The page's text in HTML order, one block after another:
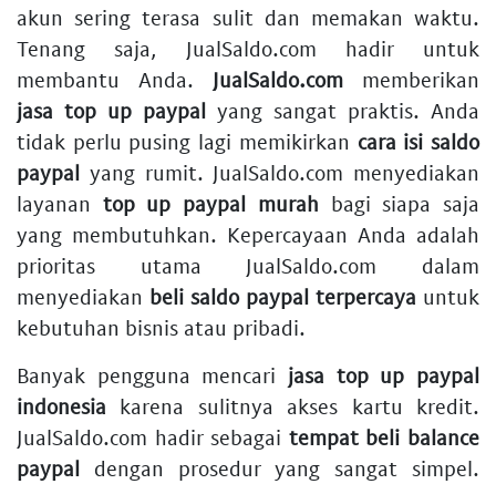
akun sering terasa sulit dan memakan waktu.
Tenang saja, JualSaldo.com hadir untuk
membantu Anda. JualSaldo.com memberikan
jasa top up paypal yang sangat praktis. Anda
tidak perlu pusing lagi memikirkan cara isi saldo
paypal yang rumit. JualSaldo.com menyediakan
layanan top up paypal murah bagi siapa saja
yang membutuhkan. Kepercayaan Anda adalah
prioritas utama JualSaldo.com dalam
menyediakan beli saldo paypal terpercaya untuk
kebutuhan bisnis atau pribadi.
Banyak pengguna mencari jasa top up paypal
indonesia karena sulitnya akses kartu kredit.
JualSaldo.com hadir sebagai tempat beli balance
paypal dengan prosedur yang sangat simpel.